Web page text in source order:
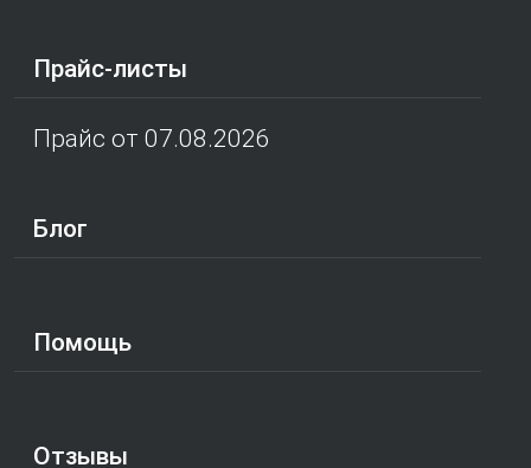
Прайс-листы
Прайс от 07.08.2026
Блог
Помощь
Отзывы